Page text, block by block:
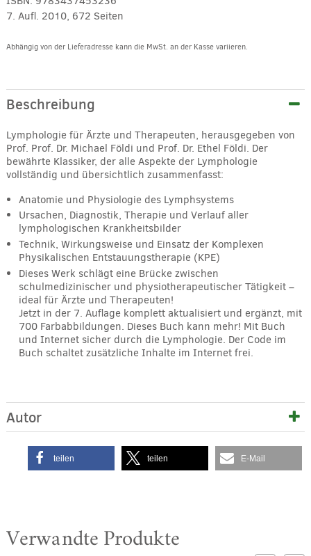
7. Aufl. 2010, 672 Seiten
Abhängig von der Lieferadresse kann die MwSt. an der Kasse variieren.
Beschreibung
Lymphologie für Ärzte und Therapeuten, herausgegeben von
Prof. Prof. Dr. Michael Földi und Prof. Dr. Ethel Földi. Der
bewährte Klassiker, der alle Aspekte der Lymphologie
vollständig und übersichtlich zusammenfasst:
Anatomie und Physiologie des Lymphsystems
Ursachen, Diagnostik, Therapie und Verlauf aller
lymphologischen Krankheitsbilder
Technik, Wirkungsweise und Einsatz der Komplexen
Physikalischen Entstauungstherapie (KPE)
Dieses Werk schlägt eine Brücke zwischen
schulmedizinischer und physiotherapeutischer Tätigkeit –
ideal für Ärzte und Therapeuten!
Jetzt in der 7. Auflage komplett aktualisiert und ergänzt, mit
700 Farbabbildungen. Dieses Buch kann mehr! Mit Buch
und Internet sicher durch die Lymphologie. Der Code im
Buch schaltet zusätzliche Inhalte im Internet frei.
Autor
teilen teilen E-Mail
Verwandte Produkte